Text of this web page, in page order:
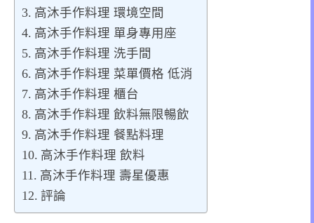
高沐手作料理 環境空間
高沐手作料理 單身專用座
高沐手作料理 洗手間
高沐手作料理 菜單價格 低消
高沐手作料理 櫃台
高沐手作料理 飲料無限暢飲
高沐手作料理 餐點料理
高沐手作料理 飲料
高沐手作料理 壽星優惠
評論